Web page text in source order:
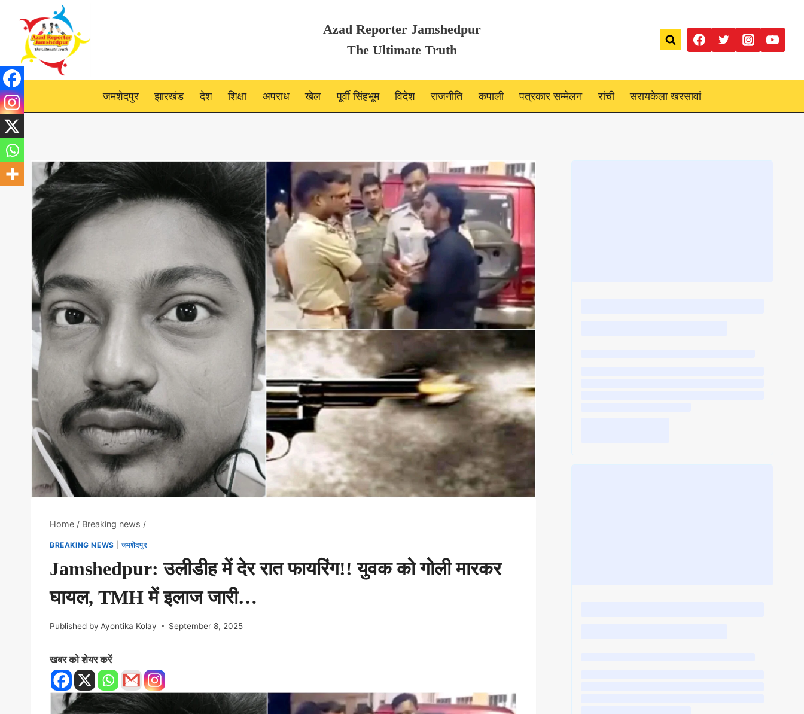
content
Azad Reporter Jamshedpur
The Ultimate Truth
जमशेदपुर झारखंड देश शिक्षा अपराध खेल पूर्वी सिंहभूम विदेश राजनीति कपाली पत्रकार सम्मेलन रांची सरायकेला खरसावां
Home / Breaking news /
BREAKING NEWS |जमशेदपुर
Jamshedpur: उलीडीह में देर रात फायरिंग!! युवक को गोली मारकर
घायल, TMH में इलाज जारी…
Published by Ayontika Kolay September 8, 2025
खबर को शेयर करें